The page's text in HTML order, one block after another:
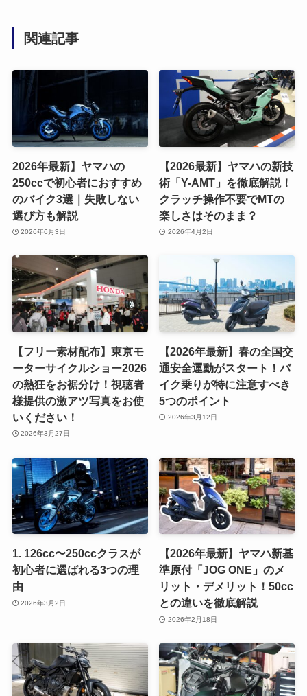
関連記事
2026年最新】ヤマハの
250ccで初心者におすすめ
のバイク3選｜失敗しない
選び方も解説
2026年6月3日
【2026最新】ヤマハの新技
術「Y-AMT」を徹底解説！
クラッチ操作不要でMTの
楽しさはそのまま？
2026年4月2日
【フリー素材配布】東京モ
ーターサイクルショー2026
の熱狂をお裾分け！視聴者
様提供の激アツ写真をお使
いください！
2026年3月27日
【2026年最新】春の全国交
通安全運動がスタート！バ
イク乗りが特に注意すべき
5つのポイント
2026年3月12日
1. 126cc〜250ccクラスが
初心者に選ばれる3つの理
由
2026年3月2日
【2026年最新】ヤマハ新基
準原付「JOG ONE」のメ
リット・デメリット！50cc
との違いを徹底解説
2026年2月18日